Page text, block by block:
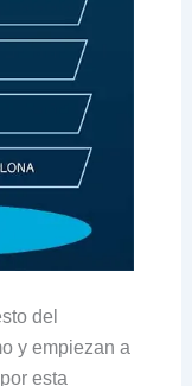
del
y empiezan a
esta